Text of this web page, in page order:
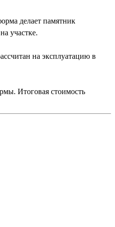
делает памятник
участке.
на эксплуатацию в
Итоговая стоимость